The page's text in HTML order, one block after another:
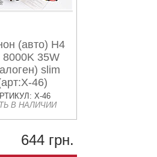
(авто) H4
8000K 35W
slim
46)
X-46
В НАЛИЧИИ
644 грн.